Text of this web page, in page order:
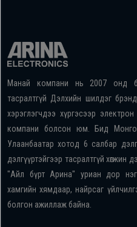
Манай компани нь 2007 онд
тасралтгүй Дэлхийн шилдэг
хэрэглэгчдээ хүргэсээр
компани болсон юм. Бид
Улаанбаатар хотод 6 салбар
дэлгүүртэйгээр тасралтгүй
"Айл бүрт Арина" уриан дор
хамгийн хямдаар, найрсаг
болгон ажиллаж байна.